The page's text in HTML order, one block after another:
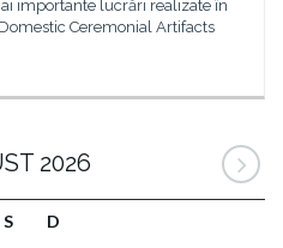
importante lucrări realizate în
Ceremonial Artifacts
2026
S D